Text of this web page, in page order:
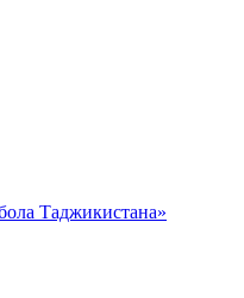
Таджикистана»